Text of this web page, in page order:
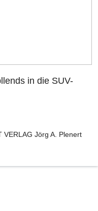
in die SUV-
VERLAG Jörg A. Plenert